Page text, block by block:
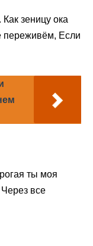
зеницу ока
переживём, Если
ты моя
все